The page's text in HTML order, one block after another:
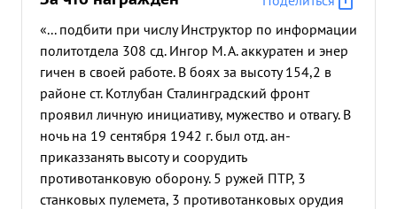
«... подбити при числу Инструктор по информации
политотдела 308 сд. Ингор М. А. аккуратен и энер
гичен в своей работе. В боях за высоту 154,2 в
районе ст. Котлубан Сталинградский фронт
проявил личную инициативу, мужество и отвагу. В
ночь на 19 сентября 1942 г. был отд. ан-
приказзанять высоту и соорудить
противотанковую оборону. 5 ружей ПТР, 3
станковых пулемета, 3 противотанковых орудия